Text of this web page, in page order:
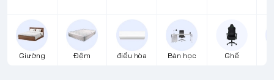
Giường Đệm điều hòa Bàn học Ghế